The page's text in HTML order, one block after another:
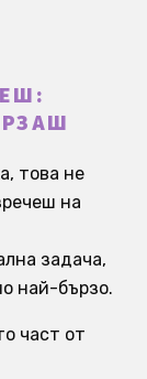
това не
на
задача,
най-бързо.
част от